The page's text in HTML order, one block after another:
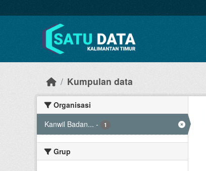
Kumpulan data
Organisasi
Kanwil Badan... - 1
Grup